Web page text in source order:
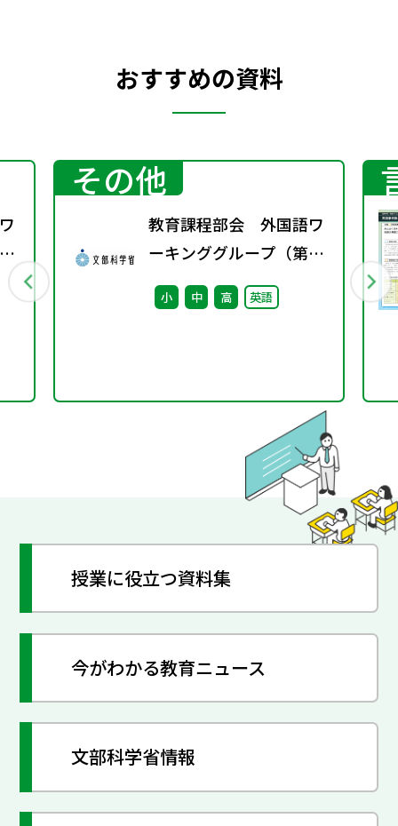
時になり，２時を過ぎましたが，５つあるテ
レビのチャンネルのどこを見ても，，何の
を見てみると，テレビの番組欄に「深夜２
時に，時計を１時間戻してください」と書
いてありました。まったくあっさりしたも
のです。でもこのことが逆にサマータイムが
あたりまえの国であることの証かもしれな
いなどと思ってしまいました。
おすすめの資料
その他
教育課程部会 外国語ワ
ーキンググループ（第2
回） 配付資料
小 中 高 英語
授業に役立つ資料集
今がわかる教育ニュース
文部科学省情報